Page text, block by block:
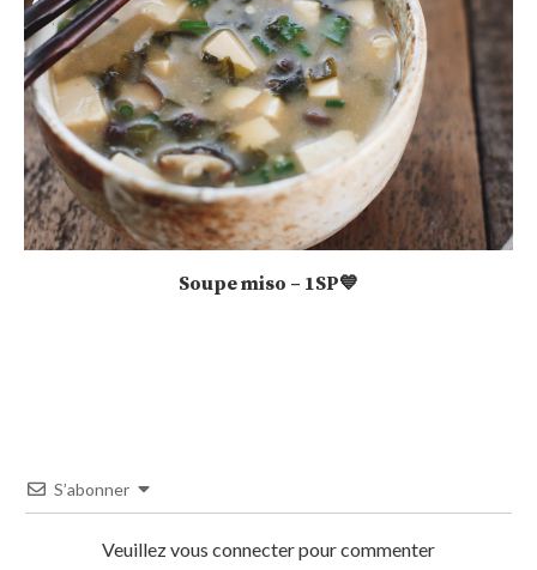
Soupe miso – 1SP💙
S’abonner
Veuillez vous connecter pour commenter